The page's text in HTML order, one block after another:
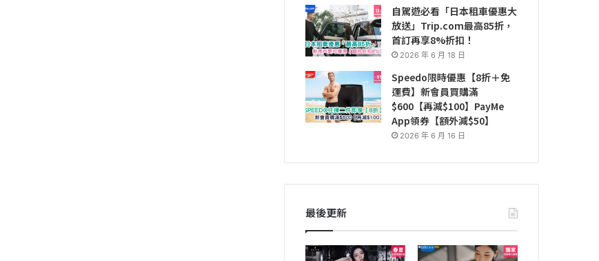
自駕遊必看「日本租車優惠大
放送」Trip.com最高85折，
首訂再享8%折扣！
2026 年 6 月 18 日
Speedo限時優惠【8折＋免
運費】新會員買購滿
$600【再減$100】PayMe
App領券【額外減$50】
2026 年 6 月 16 日
最後更新